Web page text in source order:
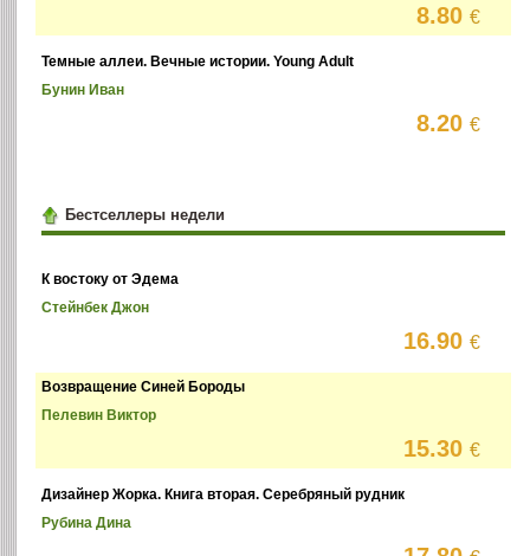
8.80€
Темные аллеи. Вечные истории. Young Adult
Бунин Иван
8.20€
Бестселлеры недели
К востоку от Эдема
Стейнбек Джон
16.90€
Возвращение Синей Бороды
Пелевин Виктор
15.30€
Дизайнер Жорка. Книга вторая. Серебряный рудник
Рубина Дина